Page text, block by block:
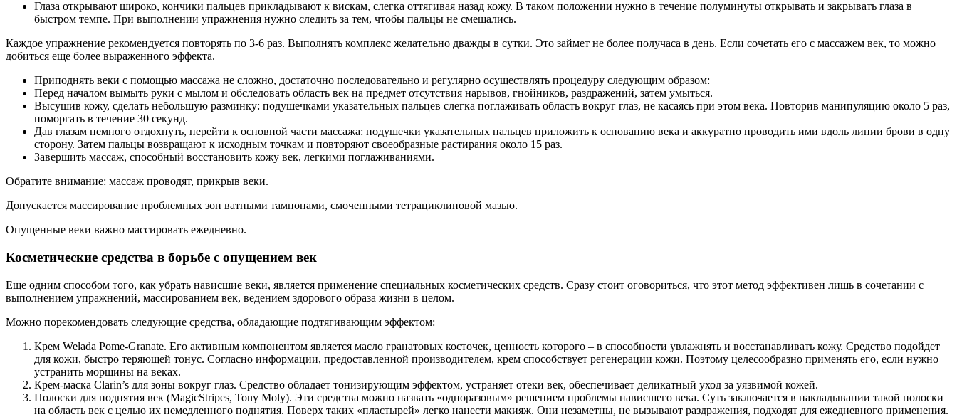
Глаза открывают широко, кончики пальцев прикладывают к вискам, слегка оттягивая назад кожу. В таком положении нужно в течение полуминуты открывать и закрывать глаза в
быстром темпе. При выполнении упражнения нужно следить за тем, чтобы пальцы не смещались.
Каждое упражнение рекомендуется повторять по 3-6 раз. Выполнять комплекс желательно дважды в сутки. Это займет не более получаса в день. Если сочетать его с массажем век, то можно
добиться еще более выраженного эффекта.
Приподнять веки с помощью массажа не сложно, достаточно последовательно и регулярно осуществлять процедуру следующим образом:
Перед началом вымыть руки с мылом и обследовать область век на предмет отсутствия нарывов, гнойников, раздражений, затем умыться.
Высушив кожу, сделать небольшую разминку: подушечками указательных пальцев слегка поглаживать область вокруг глаз, не касаясь при этом века. Повторив манипуляцию около 5 раз,
поморгать в течение 30 секунд.
Дав глазам немного отдохнуть, перейти к основной части массажа: подушечки указательных пальцев приложить к основанию века и аккуратно проводить ими вдоль линии брови в одну
сторону. Затем пальцы возвращают к исходным точкам и повторяют своеобразные растирания около 15 раз.
Завершить массаж, способный восстановить кожу век, легкими поглаживаниями.
Обратите внимание: массаж проводят, прикрыв веки.
Допускается массирование проблемных зон ватными тампонами, смоченными тетрациклиновой мазью.
Опущенные веки важно массировать ежедневно.
Косметические средства в борьбе с опущением век
Еще одним способом того, как убрать нависшие веки, является применение специальных косметических средств. Сразу стоит оговориться, что этот метод эффективен лишь в сочетании с
выполнением упражнений, массированием век, ведением здорового образа жизни в целом.
Можно порекомендовать следующие средства, обладающие подтягивающим эффектом:
Крем Welada Pome-Granate. Его активным компонентом является масло гранатовых косточек, ценность которого – в способности увлажнять и восстанавливать кожу. Средство подойдет
для кожи, быстро теряющей тонус. Согласно информации, предоставленной производителем, крем способствует регенерации кожи. Поэтому целесообразно применять его, если нужно
устранить морщины на веках.
Крем-маска Clarin’s для зоны вокруг глаз. Средство обладает тонизирующим эффектом, устраняет отеки век, обеспечивает деликатный уход за уязвимой кожей.
Полоски для поднятия век (MagicStripes, Tony Moly). Эти средства можно назвать «одноразовым» решением проблемы нависшего века. Суть заключается в накладывании такой полоски
на область век с целью их немедленного поднятия. Поверх таких «пластырей» легко нанести макияж. Они незаметны, не вызывают раздражения, подходят для ежедневного применения.